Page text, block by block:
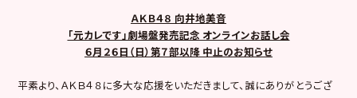
ＡＫＢ４８ 向井地美音
「元カレです」劇場盤発売記念 オンラインお話し会
６月２６日（日）第７部以降 中止のお知らせ
平素より、ＡＫＢ４８に多大な応援をいただきまして、誠にありがとうござ